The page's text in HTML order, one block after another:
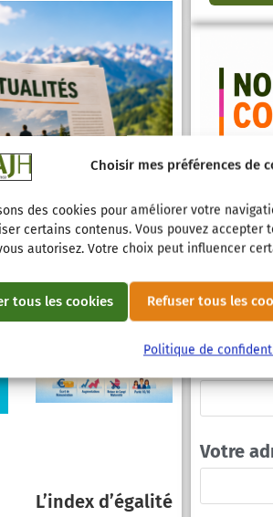
Choisir mes préférences de
des cookies pour améliorer votre
certains contenus. Vous pouvez
autorisez. Votre choix peut influencer
tous les cookies Refuser tous les
Politique de
L’index d’égalité
Votre
Votre